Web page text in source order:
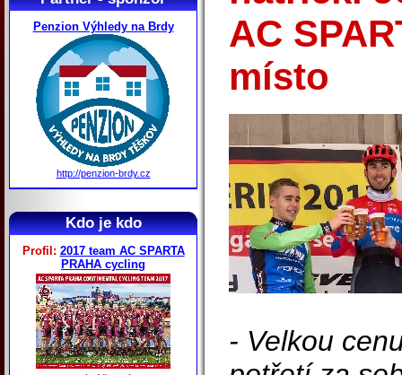
Penzion Výhledy na Brdy
http://penzion-brdy.cz
Kdo je kdo
Profil: 2017 team AC SPARTA
PRAHA cycling
AC
místo
- Velkou